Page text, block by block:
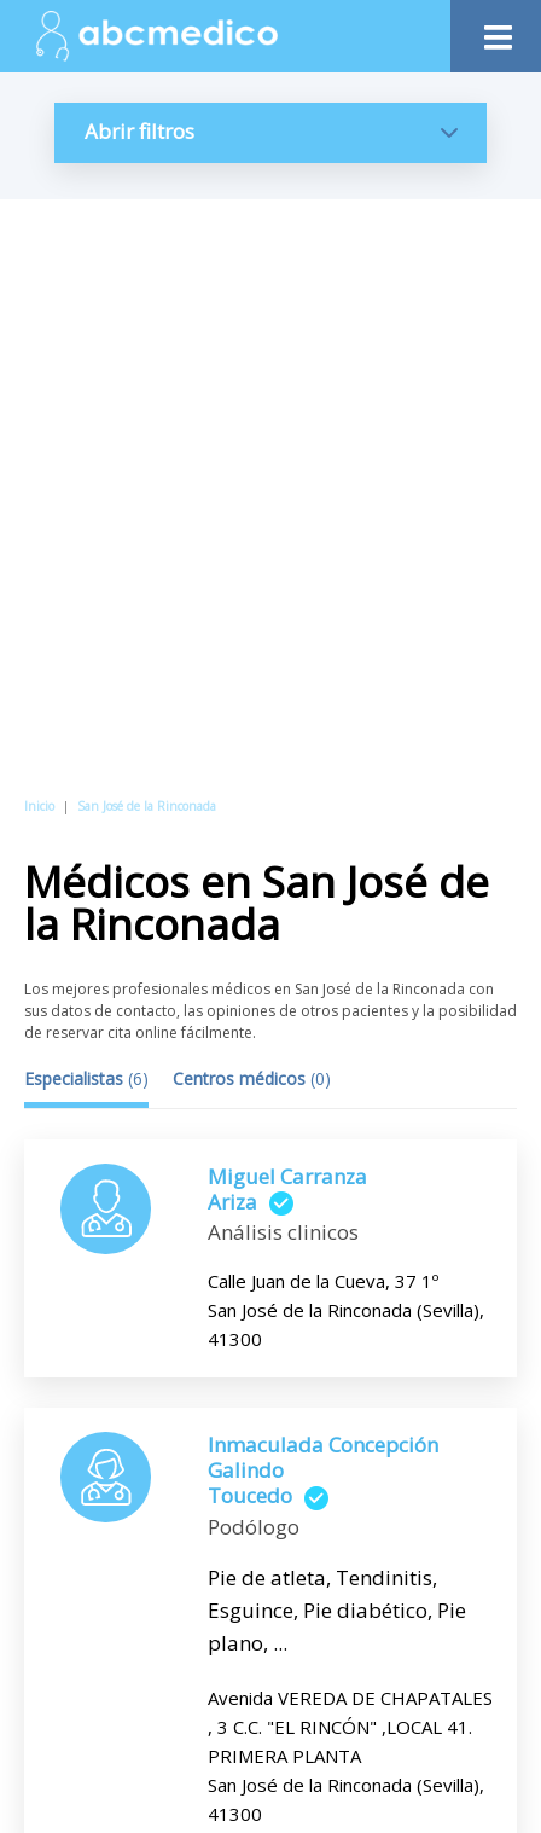
Abrir filtros
Inicio | San José de la Rinconada
Médicos en San José de
la Rinconada
Los mejores profesionales médicos en San José de la Rinconada con
sus datos de contacto, las opiniones de otros pacientes y la posibilidad
de reservar cita online fácilmente.
Especialistas (6) Centros médicos (0)
Miguel Carranza
Ariza
Análisis clinicos
Calle Juan de la Cueva, 37 1º
San José de la Rinconada (Sevilla),
41300
Inmaculada Concepción
Galindo
Toucedo
Podólogo
Pie de atleta, Tendinitis,
Esguince, Pie diabético, Pie
plano, ...
Avenida VEREDA DE CHAPATALES
, 3 C.C. "EL RINCÓN" ,LOCAL 41.
PRIMERA PLANTA
San José de la Rinconada (Sevilla),
41300